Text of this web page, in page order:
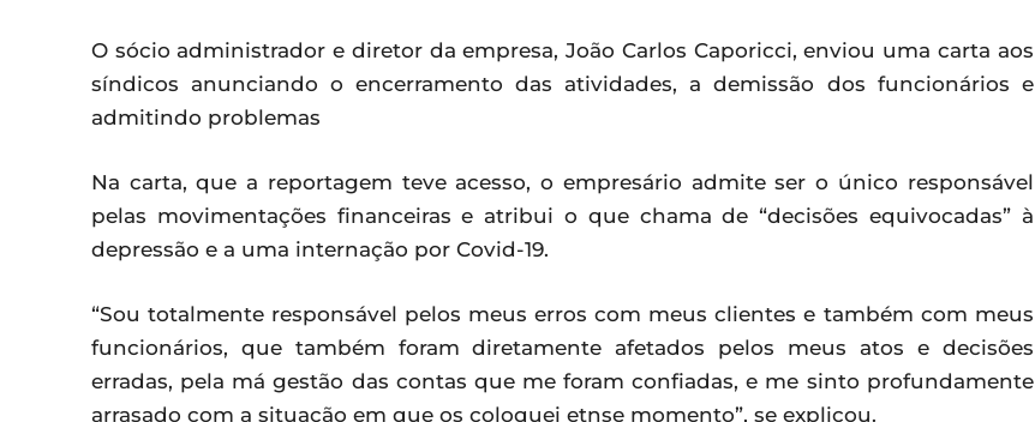
O sócio administrador e diretor da empresa, João Carlos Caporicci, enviou uma carta aos
síndicos anunciando o encerramento das atividades, a demissão dos funcionários e
admitindo problemas
Na carta, que a reportagem teve acesso, o empresário admite ser o único responsável
pelas movimentações financeiras e atribui o que chama de “decisões equivocadas” à
depressão e a uma internação por Covid-19.
“Sou totalmente responsável pelos meus erros com meus clientes e também com meus
funcionários, que também foram diretamente afetados pelos meus atos e decisões
erradas, pela má gestão das contas que me foram confiadas, e me sinto profundamente
arrasado com a situação em que os coloquei etnse momento”, se explicou.